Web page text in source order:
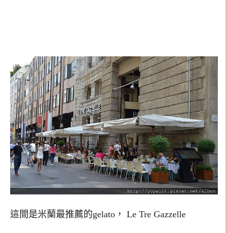
這間是米蘭最推薦的gelato， Le Tre Gazzelle